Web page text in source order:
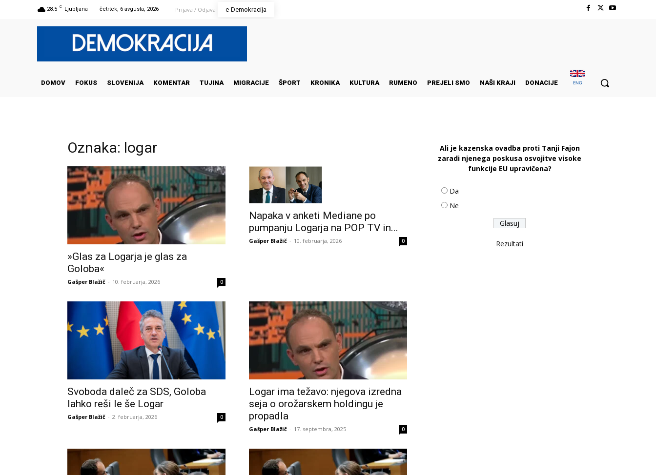
28.5 C Ljubljana četrtek, 6 avgusta, 2026 Prijava / Odjava e-Demokracija
DOMOV FOKUS SLOVENIJA KOMENTAR TUJINA MIGRACIJE ŠPORT KRONIKA KULTURA RUMENO PREJELI SMO NAŠI KRAJI DONACIJE ENG
Oznaka: logar
»Glas za Logarja je glas za
Goloba«
Gašper Blažič - 10. februarja, 2026 0
Napaka v anketi Mediane po
pumpanju Logarja na POP TV in...
Gašper Blažič - 10. februarja, 2026 0
Svoboda daleč za SDS, Goloba
lahko reši le še Logar
Gašper Blažič - 2. februarja, 2026 0
Logar ima težavo: njegova izredna
seja o orožarskem holdingu je
propadla
Gašper Blažič - 17. septembra, 2025 0
Ali je kazenska ovadba proti Tanji Fajon
zaradi njenega poskusa osvojitve visoke
funkcije EU upravičena?
Da
Ne
Rezultati